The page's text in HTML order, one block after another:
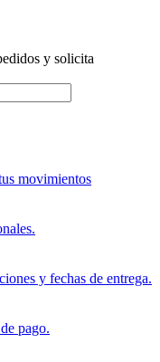
y solicita
movimientos
y fechas de entrega.
pago.